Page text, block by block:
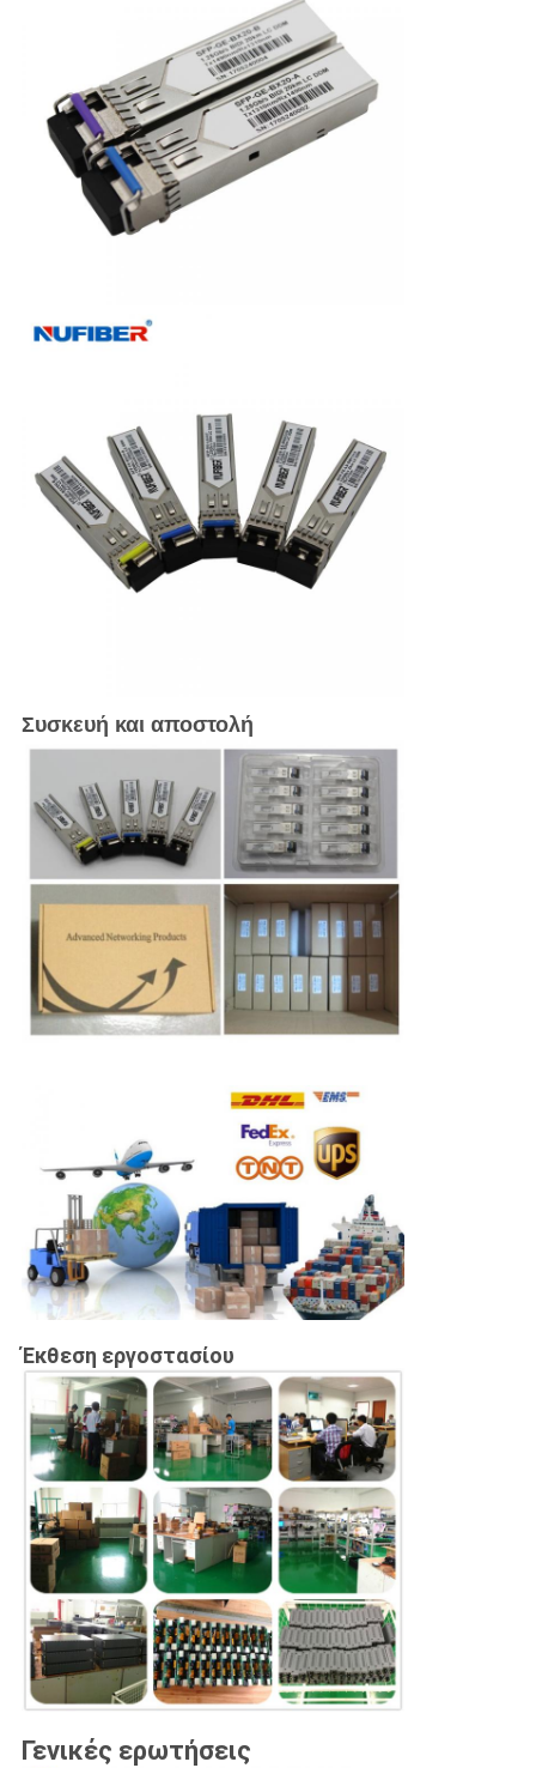
Συσκευή και αποστολή
Έκθεση εργοστασίου
Γενικές ερωτήσεις